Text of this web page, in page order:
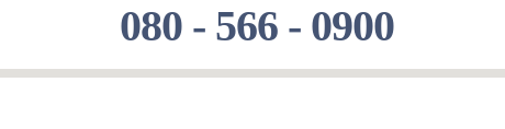
080 - 566 - 0900